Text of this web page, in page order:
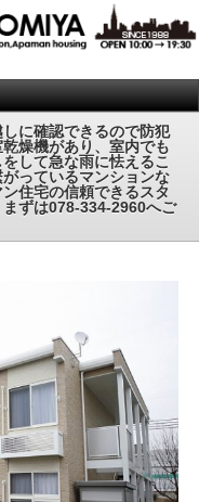
に確認できるので防犯
燥機があり、室内でも
して急な雨に怯えるこ
っているマンションな
住宅の信頼できるスタ
ずは078-334-2960へご